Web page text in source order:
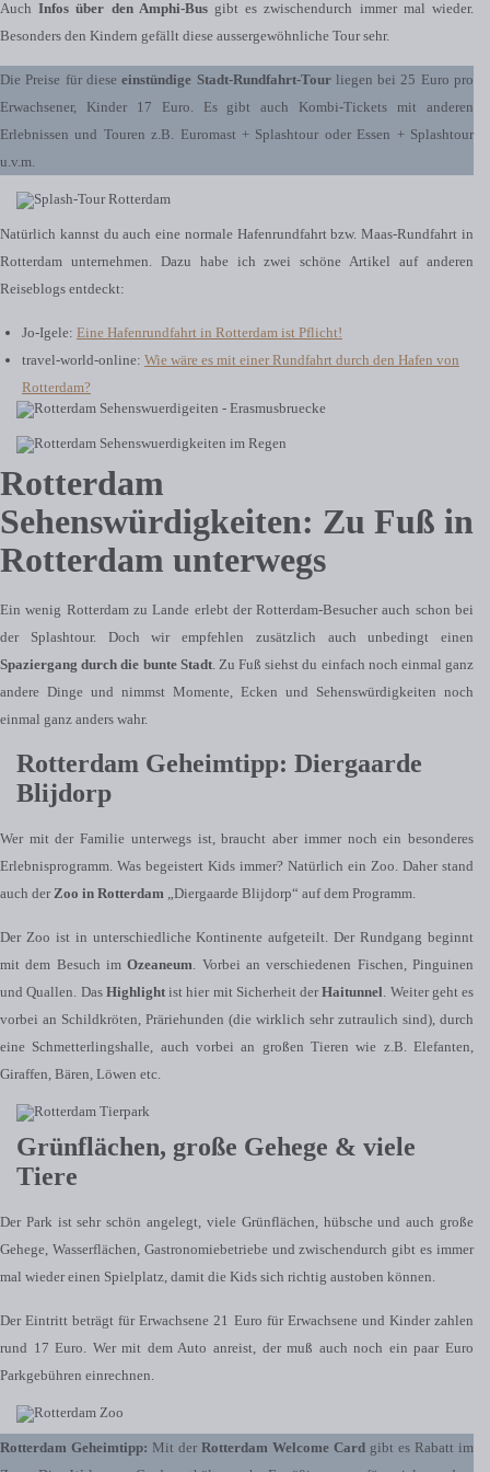
AuchInfos über den Amphi-Busgibt es zwischendurch immer mal wieder.
Besonders den Kindern gefällt diese aussergewöhnliche Tour sehr.
Die Preise für dieseeinstündige Stadt-Rundfahrt-Tourliegen bei 25 Euro pro
Erwachsener, Kinder 17 Euro. Es gibt auch Kombi-Tickets mit anderen
Erlebnissen und Touren z.B. Euromast + Splashtour oder Essen + Splashtour
u.v.m.
Natürlich kannst du auch eine normale Hafenrundfahrt bzw. Maas-Rundfahrt in
Rotterdam unternehmen. Dazu habe ich zwei schöne Artikel auf anderen
Reiseblogs entdeckt:
Jo-Igele: Eine Hafenrundfahrt in Rotterdam ist Pflicht!
travel-world-online: Wie wäre es mit einer Rundfahrt durch den Hafen von
Rotterdam?
Rotterdam
Sehenswürdigkeiten: Zu Fuß in
Rotterdam unterwegs
Ein wenig Rotterdam zu Lande erlebt der Rotterdam-Besucher auch schon bei
der Splashtour. Doch wir empfehlen zusätzlich auch unbedingt einen
Spaziergang durch die bunte Stadt. Zu Fuß siehst du einfach noch einmal ganz
andere Dinge und nimmst Momente, Ecken und Sehenswürdigkeiten noch
einmal ganz anders wahr.
Rotterdam Geheimtipp: Diergaarde
Blijdorp
Wer mit der Familie unterwegs ist, braucht aber immer noch ein besonderes
Erlebnisprogramm. Was begeistert Kids immer? Natürlich ein Zoo. Daher stand
auch der Zoo in Rotterdam „Diergaarde Blijdorp“ auf dem Programm.
Der Zoo ist in unterschiedliche Kontinente aufgeteilt. Der Rundgang beginnt
mit dem Besuch imOzeaneum . Vorbei an verschiedenen Fischen, Pinguinen
und Quallen. Das Highlight ist hier mit Sicherheit derHaitunnel . Weiter geht es
vorbei an Schildkröten, Präriehunden (die wirklich sehr zutraulich sind), durch
eine Schmetterlingshalle, auch vorbei an großen Tieren wie z.B. Elefanten,
Giraffen, Bären, Löwen etc.
Grünflächen, große Gehege & viele
Tiere
Der Park ist sehr schön angelegt, viele Grünflächen, hübsche und auch große
Gehege, Wasserflächen, Gastronomiebetriebe und zwischendurch gibt es immer
mal wieder einen Spielplatz, damit die Kids sich richtig austoben können.
Der Eintritt beträgt für Erwachsene 21 Euro für Erwachsene und Kinder zahlen
rund 17 Euro. Wer mit dem Auto anreist, der muß auch noch ein paar Euro
Parkgebühren einrechnen.
Rotterdam Geheimtipp: Mit der Rotterdam Welcome Card gibt es Rabatt im